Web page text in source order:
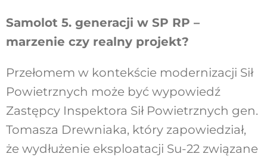
Samolot 5. generacji w SP RP –
marzenie czy realny projekt?
Przełomem w kontekście modernizacji Sił
Powietrznych może być wypowiedź
Zastępcy Inspektora Sił Powietrznych gen.
Tomasza Drewniaka, który zapowiedział,
że wydłużenie eksploatacji Su-22 związane